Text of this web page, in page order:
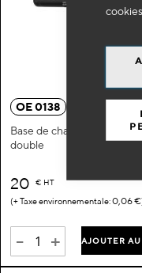
OE 0138
Base de chargement
double
20 € HT
0,06 €
- + AJOUTER AU